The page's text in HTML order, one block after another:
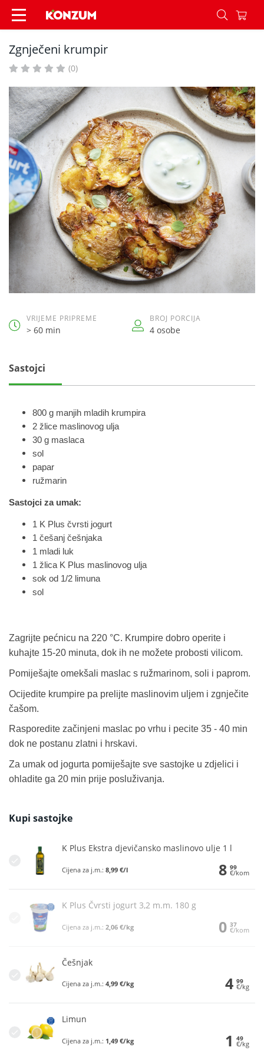
Zgnječeni krumpir - Recepti - Konzum
Zgnječeni krumpir
(0)
VRIJEME PRIPREME
> 60 min
BROJ PORCIJA
4 osobe
Sastojci
800 g manjih mladih krumpira
2 žlice maslinovog ulja
30 g maslaca
sol
papar
ružmarin
Sastojci za umak:
1 K Plus čvrsti jogurt
1 češanj češnjaka
1 mladi luk
1 žlica K Plus maslinovog ulja
sok od 1/2 limuna
sol
Zagrijte pećnicu na 220 °C. Krumpire dobro operite i
kuhajte 15-20 minuta, dok ih ne možete probosti vilicom.
Pomiješajte omekšali maslac s ružmarinom, soli i paprom.
Ocijedite krumpire pa prelijte maslinovim uljem i zgnječite
čašom.
Rasporedite začinjeni maslac po vrhu i pecite 35 - 40 min
dok ne postanu zlatni i hrskavi.
Za umak od jogurta pomiješajte sve sastojke u zdjelici i
ohladite ga 20 min prije posluživanja.
Kupi sastojke
K Plus Ekstra djevičansko maslinovo ulje 1 l
Cijena za j.m.: 8,99 €/l 8 99
€/kom
K Plus Čvrsti jogurt 3,2 m.m. 180 g
Cijena za j.m.: 2,06 €/kg 0 37
€/kom
Češnjak
Cijena za j.m.: 4,99 €/kg 4 99
€/kg
Limun
Cijena za j.m.: 1,49 €/kg 1 49
€/kg